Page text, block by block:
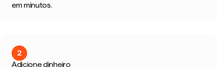
em minutos.
2
Adicione dinheiro